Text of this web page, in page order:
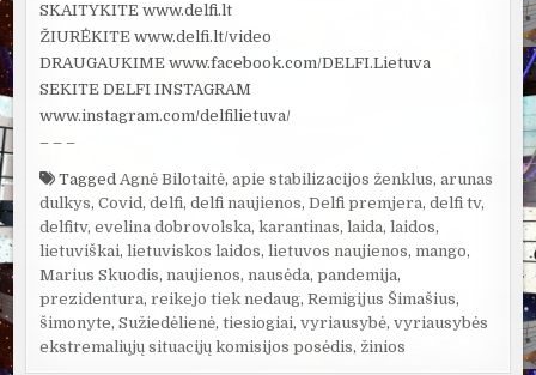
SKAITYKITE www.delfi.lt
ŽIŪRĖKITE www.delfi.lt/video
DRAUGAUKIME www.facebook.com/DELFI.Lietuva
SEKITE DELFI INSTAGRAM
www.instagram.com/delfilietuva/
– – –
TaggedAgnė Bilotaitė,apie stabilizacijos ženklus,arunas
dulkys,Covid,delfi,delfi naujienos,Delfi premjera,delfi tv,
delfitv,evelina dobrovolska,karantinas,laida,laidos,
lietuviškai,lietuviskos laidos,lietuvos naujienos,mango,
Marius Skuodis,naujienos,nausėda,pandemija,
prezidentura,reikejo tiek nedaug,Remigijus Šimašius,
šimonyte,Sužiedėlienė,tiesiogiai,vyriausybė,vyriausybės
ekstremaliųjų situacijų komisijos posėdis, žinios